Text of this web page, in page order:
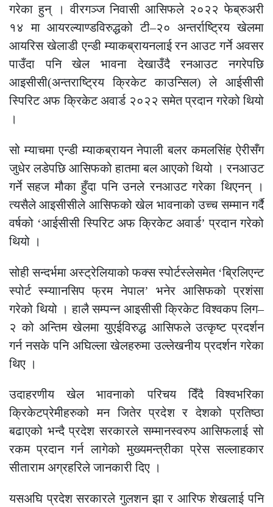
गरेका हुन् । वीरगञ्ज निवासी आसिफले २०२२ फेब्रुअरी
१४ मा आयरल्याण्डविरुद्धको टी–२० अन्तर्राष्ट्रिय खेलमा
आयरिस खेलाडी एन्डी म्याकब्रायनलाई रन आउट गर्ने अवसर
पाउँदा पनि खेल भावना देखाउँदै रनआउट नगरेपछि
आइसीसी(अन्तराष्ट्रिय क्रिकेट काउन्सिल) ले आईसीसी
स्पिरिट अफ क्रिकेट अवार्ड २०२२ समेत प्रदान गरेको थियो
।
सो म्याचमा एन्डी म्याकब्रायन नेपाली बलर कमलसिंह ऐरीसँग
जुधेर लडेपछि आसिफको हातमा बल आएको थियो । रनआउट
गर्ने सहज मौका हुँदा पनि उनले रनआउट गरेका थिएनन् ।
त्यसैले आइसीसीले आसिफको खेल भावनाको उच्च सम्मान गर्दै
वर्षको ‘आईसीसी स्पिरिट अफ क्रिकेट अवार्ड’ प्रदान गरेको
थियो ।
सोही सन्दर्भमा अस्ट्रेलियाको फक्स स्पोर्टस्लेसमेत ‘ब्रिलिएन्ट
स्पोर्ट स्म्याानसिप फ्रम नेपाल’ भनेर आसिफको प्रशंसा
गरेको थियो । हालै सम्पन्न आइसीसी क्रिकेट विश्वकप लिग–
२ को अन्तिम खेलमा युएईविरुद्ध आसिफले उत्कृष्ट प्रदर्शन
गर्न नसके पनि अघिल्ला खेलहरुमा उल्लेखनीय प्रदर्शन गरेका
थिए ।
उदाहरणीय खेल भावनाको परिचय दिँदै विश्वभरिका
क्रिकेटप्रेमीहरुको मन जितेर प्रदेश र देशको प्रतिष्ठा
बढाएको भन्दै प्रदेश सरकारले सम्मानस्वरुप आसिफलाई सो
रकम प्रदान गर्न लागेको मुख्यमन्त्रीका प्रेस सल्लाहकार
सीताराम अग्रहरिले जानकारी दिए ।
यसअघि प्रदेश सरकारले गुलशन झा र आरिफ शेखलाई पनि